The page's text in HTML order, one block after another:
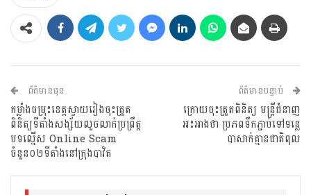
ព័ត៌មានមុន
កម្លាំងចម្រុះខេត្តស្វាយរៀងចុះត្រួត
ពិនិត្យទីតាំងសង្ស័យលួចលាក់ប្រព្រឹត្ត
បទល្មើស Online Scam
ចំនួន០២ទីតាំងនៅក្រុងបាវិត
ព័ត៌មានបន្ទាប់
ក្រោយចុះត្រួតពិនិត្យ មន្ត្រីជំនាញ
អះអាងថា ប្រភពទឹកភ្ជាប់ទៅទន្លេ
បាសាក់គ្មានជាតិពុល